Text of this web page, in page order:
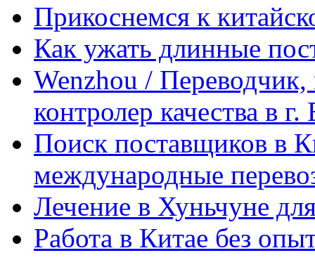
Прикоснемся к
Как ужать длинные
Wenzhou / Переводчик,
контролер качества в
Поиск поставщиков в
международные
Лечение в Хуньчуне
Работа в Китае без